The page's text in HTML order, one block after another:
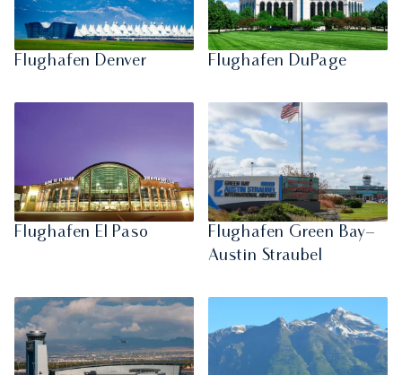
Flughafen Denver Flughafen DuPage
Flughafen El Paso
Flughafen Green Bay–
Austin Straubel